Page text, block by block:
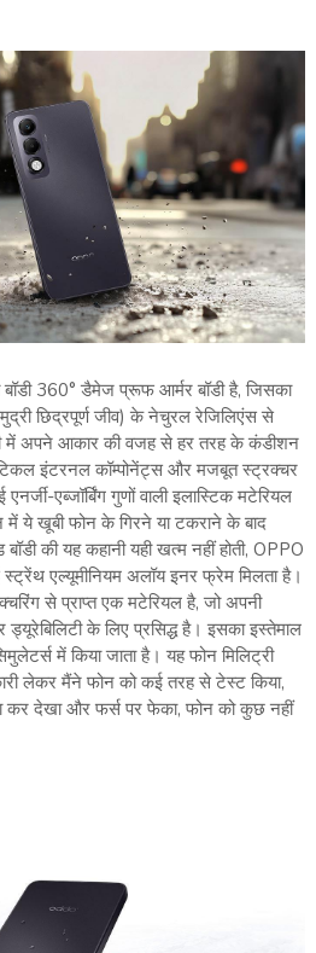
360° डैमेज प्रूफ आर्मर बॉडी है, जिसका
छिद्रपूर्ण जीव) के नेचुरल रेजिलिएंस से
में अपने आकार की वजह से हर तरह के कंडीशन
इंटरनल कॉम्पोनेंट्स और मजबूत स्ट्रक्चर
एब्जॉर्बिंग गुणों वाली इलास्टिक मटेरियल
में ये खूबी फोन के गिरने या टकराने के बाद
की यह कहानी यही खत्म नहीं होती, OPPO
एल्यूमीनियम अलॉय इनर फ्रेम मिलता है।
से प्राप्त एक मटेरियल है, जो अपनी
के लिए प्रसिद्ध है। इसका इस्तेमाल
में किया जाता है। यह फोन मिलिट्री
लेकर मैंने फोन को कई तरह से टेस्ट किया,
कर देखा और फर्स पर फेका, फोन को कुछ नहीं